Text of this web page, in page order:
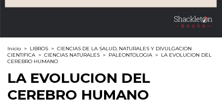
Inicio > LIBROS > CIENCIAS DE LA SALUD, NATURALES Y DIVULGACION
CIENTIFICA > CIENCIAS NATURALES > PALEONTOLOGIA > LA EVOLUCION DEL
CEREBRO HUMANO
LA EVOLUCION DEL
CEREBRO HUMANO